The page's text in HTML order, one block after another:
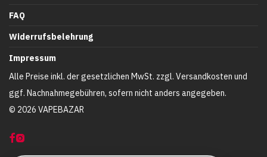
FAQ
Widerrufsbelehrung
Impressum
© 2026 VAPEBAZAR
Alle Preise inkl. der gesetzlichen MwSt. zzgl. Versandkosten und
ggf. Nachnahmegebühren, sofern nicht anders angegeben.